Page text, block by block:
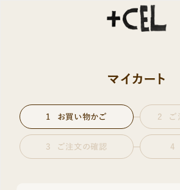
マイカート
お買い物かご ご
ご注文の確認